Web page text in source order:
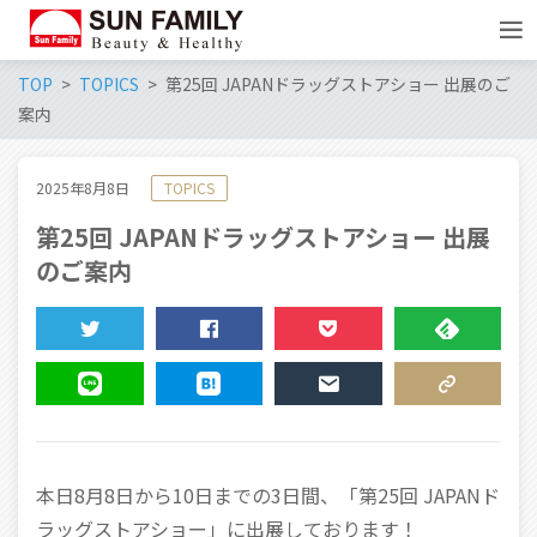
TOP TOPICS
第25回 JAPANドラッグストアショー 出展のご
案内
2025年8月8日 TOPICS
第25回 JAPANドラッグストアショー 出展
のご案内
TWEET SHARE POCKET FEEDLY
本日8月8日から10日までの3日間、「第25回 JAPANド
ラッグストアショー」に出展しております！